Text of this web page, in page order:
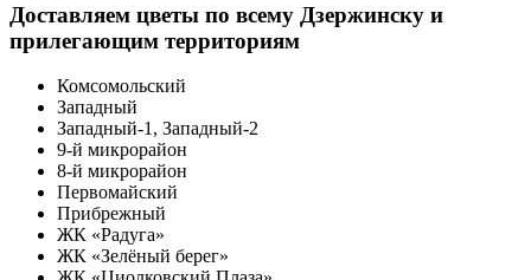
Доставляем цветы по всему Дзержинску и
прилегающим территориям
Комсомольский
Западный
Западный-1, Западный-2
9-й микрорайон
8-й микрорайон
Первомайский
Прибрежный
ЖК «Радуга»
ЖК «Зелёный берег»